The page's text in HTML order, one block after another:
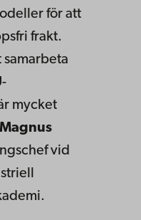
för att
frakt.
mycket
Magnus
vid